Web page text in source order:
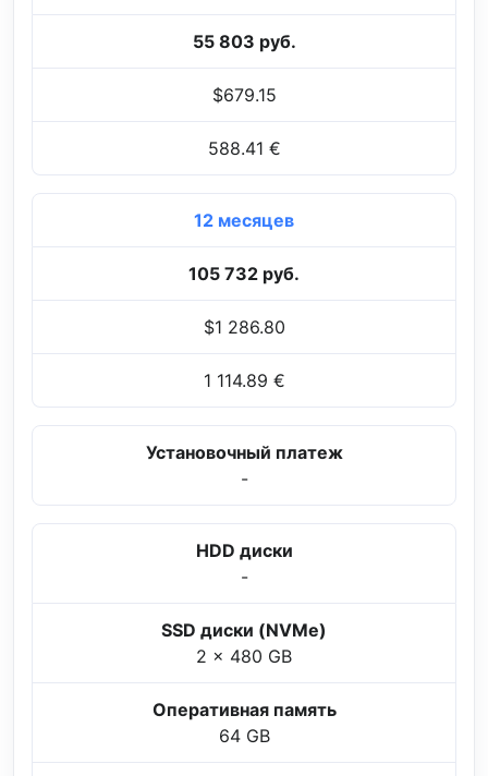
55 803 руб.
$679.15
588.41 €
12 месяцев
105 732 руб.
$1 286.80
1 114.89 €
Установочный платеж
-
HDD диски
-
SSD диски (NVMe)
2 x 480 GB
Оперативная память
64 GB